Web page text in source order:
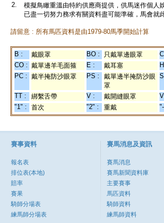
2.
模擬鳥瞰重溫由特約供應商提供，供馬迷作個人
已盡一切努力務求有關資料盡可能準確，馬會就
請留意 : 所有馬匹資料是由1979-80馬季開始計算
B : 戴眼罩 BO : 只戴單邊眼罩
CO : 戴單邊羊毛面箍 E : 戴耳塞
PC : 戴半掩防沙眼罩 PS :
戴單邊半掩防沙眼
罩
TT : 綁繫舌帶 V : 戴開縫眼罩
"1" :
首次 "2" : 重戴
賽事資料
報名表
排位表(本地)
賠率
賽果
騎師分場表
練馬師分場表
賽馬消息及資訊
賽馬消息
賽馬新聞資料庫
主要賽事
馬匹資料
騎師資料
練馬師資料